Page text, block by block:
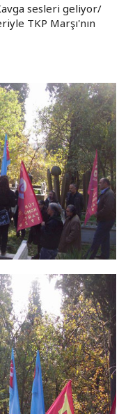
sesleri geliyor/
TKP Marşı'nın